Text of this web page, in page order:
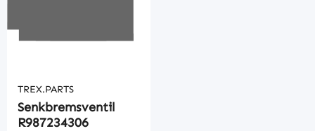
TREX.PARTS
Senkbremsventil
R987234306